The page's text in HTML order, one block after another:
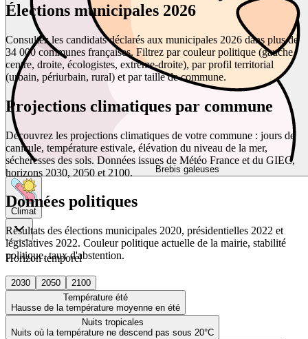
Brebis galeuses
Climat
Horizon temporel
2030 2050
2100
Température été
Hausse de la température moyenne en été
Nuits tropicales
Nuits où la température ne descend pas sous 20°C
Élections municipales 2026
Consultez les candidats déclarés aux municipales 2026 dans plus de
34 000 communes françaises. Filtrez par couleur politique (gauche,
centre, droite, écologistes, extrême-droite), par profil territorial
(urbain, périurbain, rural) et par taille de commune.
Projections climatiques par commune
Découvrez les projections climatiques de votre commune : jours de
canicule, température estivale, élévation du niveau de la mer,
sécheresses des sols. Données issues de Météo France et du GIEC,
horizons 2030, 2050 et 2100.
Données politiques
Résultats des élections municipales 2020, présidentielles 2022 et
législatives 2022. Couleur politique actuelle de la mairie, stabilité
politique, taux d'abstention.